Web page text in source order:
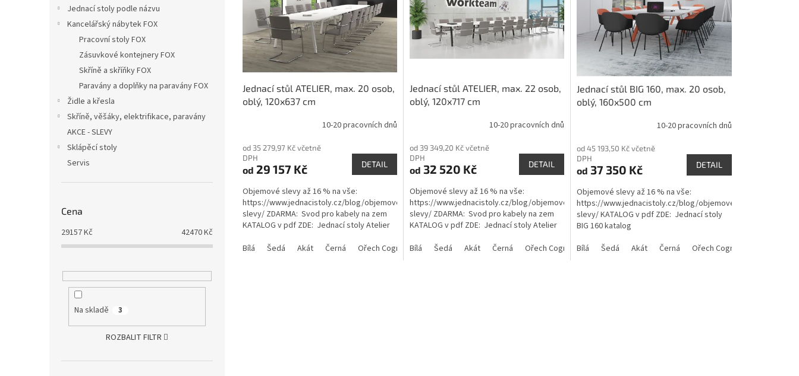
Jednací stoly podle názvu
Kancelářský nábytek FOX
Pracovní stoly FOX
Zásuvkové kontejnery FOX
Skříně a skříňky FOX
Paravány a doplňky na paravány FOX
Židle a křesla
Skříně, věšáky, elektrifikace, paravány
AKCE - SLEVY
Sklápěcí stoly
Servis
Cena
29157Kč 42470Kč
Na skladě 3
ROZBALIT FILTR
Jednací stůl ATELIER, max. 20 osob,
oblý, 120x637 cm
10-20 pracovních dnů
od 35 279,97 Kč včetně
DPH
od 29 157 Kč DETAIL
Objemové slevy až 16 % na vše:
https://www.jednacistoly.cz/blog/objemove-
slevy/ ZDARMA: Svod pro kabely na zem
KATALOG v pdf ZDE: Jednací stoly Atelier
Bílá
Šedá Akát Černá Ořech Cognac
Jednací stůl ATELIER, max. 22 osob,
oblý, 120x717 cm
10-20 pracovních dnů
od 39 349,20 Kč včetně
DPH
od 32 520 Kč DETAIL
Objemové slevy až 16 % na vše:
https://www.jednacistoly.cz/blog/objemove-
slevy/ ZDARMA: Svod pro kabely na zem
KATALOG v pdf ZDE: Jednací stoly Atelier
Bílá
Šedá Akát Černá Ořech Cognac
Jednací stůl BIG 160, max. 20 osob,
oblý, 160x500 cm
10-20 pracovních dnů
od 45 193,50 Kč včetně
DPH
od 37 350 Kč DETAIL
Objemové slevy až 16 % na vše:
https://www.jednacistoly.cz/blog/objemove-
slevy/ KATALOG v pdf ZDE: Jednací stoly
BIG 160 katalog
Bílá
Šedá Akát Černá Ořech Cognac